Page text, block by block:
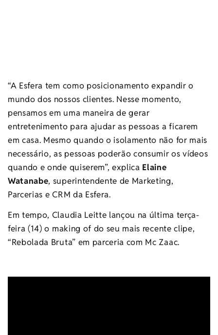
“A Esfera tem como posicionamento expandir o
mundo dos nossos clientes. Nesse momento,
pensamos em uma maneira de gerar
entretenimento para ajudar as pessoas a ficarem
em casa. Mesmo quando o isolamento não for mais
necessário, as pessoas poderão consumir os vídeos
quando e onde quiserem”, explica Elaine
Watanabe, superintendente de Marketing,
Parcerias e CRM da Esfera.
Em tempo, Claudia Leitte lançou na última terça-
feira (14) o making of do seu mais recente clipe,
“Rebolada Bruta” em parceria com Mc Zaac.